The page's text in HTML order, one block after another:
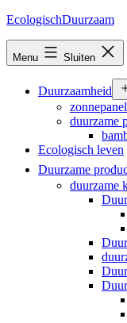
Ga
inhoud
EcologischDuurzaam
Menu Sluiten
Duurzaamheid
duurzame
Ecologisch leven
Duurzame
duurzame